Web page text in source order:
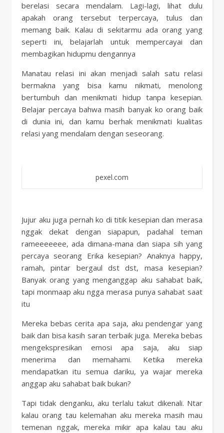
berelasi secara mendalam. Lagi-lagi, lihat dulu
apakah orang tersebut terpercaya, tulus dan
memang baik. Kalau di sekitarmu ada orang yang
seperti ini, belajarlah untuk mempercayai dan
membagikan hidupmu dengannya
Manatau relasi ini akan menjadi salah satu relasi
bermakna yang bisa kamu nikmati, menolong
bertumbuh dan menikmati hidup tanpa kesepian.
Belajar percaya bahwa masih banyak ko orang baik
di dunia ini, dan kamu berhak menikmati kualitas
relasi yang mendalam dengan seseorang.
pexel.com
Jujur aku juga pernah ko di titik kesepian dan merasa
nggak dekat dengan siapapun, padahal teman
rameeeeeee, ada dimana-mana dan siapa sih yang
percaya seorang Erika kesepian? Anaknya happy,
ramah, pintar bergaul dst dst, masa kesepian?
Banyak orang yang menganggap aku sahabat baik,
tapi monmaap aku ngga merasa punya sahabat saat
itu
Mereka bebas cerita apa saja, aku pendengar yang
baik dan bisa kasih saran terbaik juga. Mereka bebas
mengekspresikan emosi apa saja, aku siap
menerima dan memahami. Ketika mereka
mendapatkan itu semua dariku, ya wajar mereka
anggap aku sahabat baik bukan?
Tapi tidak denganku, aku terlalu takut dikenali. Ntar
kalau orang tau kelemahan aku mereka masih mau
temenan nggak, mereka mikir apa kalau tau aku